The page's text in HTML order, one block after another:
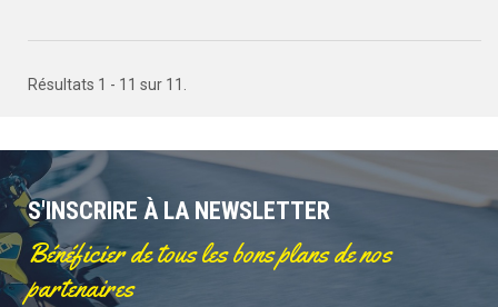
Résultats 1 - 11 sur 11.
S'INSCRIRE À LA NEWSLETTER
Bénéficier de tous les bons plans de nos
partenaires